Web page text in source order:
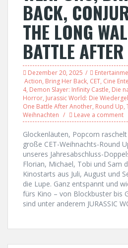
BACK,
THE LONG
BATTLE
Dezember 20, 2025
Action, Bring Her Back, CET, Cine
4, Demon Slayer: Infinity Castle, Die
Horror, Jurassic World: Die
One Battle After Another, Round Up,
Weihnachten
Leave a comment
Glockenläuten, Popcorn
große CET-Weihnachts-Round
unseres Jahresabschluss-
Florian, Michael, Tobi und Sam
Kinostarts aus Juli, August und
die Lupe. Ganz entspannt und
fürs Kino – von Blockbuster bis
sind unter anderem JURASSIC